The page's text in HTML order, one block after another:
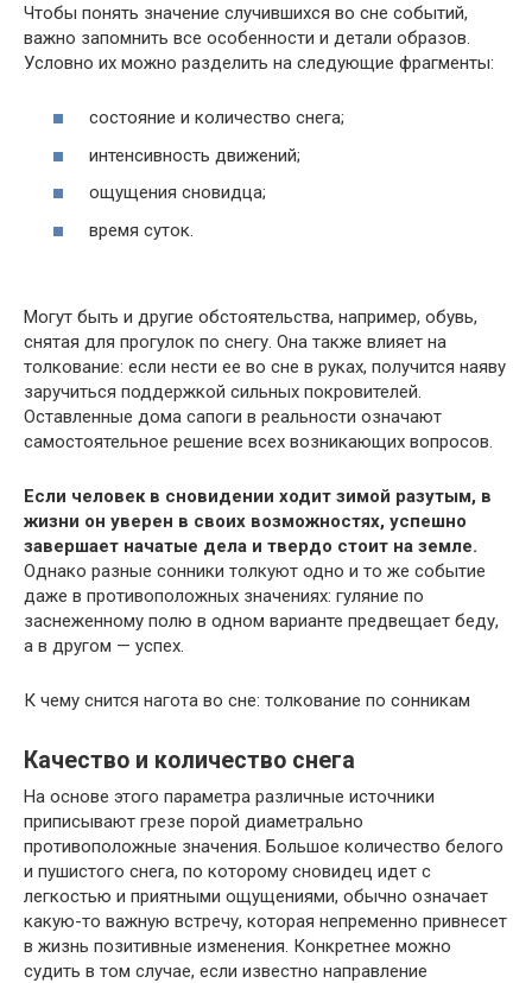
Чтобы понять значение случившихся во сне событий,
важно запомнить все особенности и детали образов.
Условно их можно разделить на следующие фрагменты:
состояние и количество снега;
интенсивность движений;
ощущения сновидца;
время суток.
Могут быть и другие обстоятельства, например, обувь,
снятая для прогулок по снегу. Она также влияет на
толкование: если нести ее во сне в руках, получится наяву
заручиться поддержкой сильных покровителей.
Оставленные дома сапоги в реальности означают
самостоятельное решение всех возникающих вопросов.
Если человек в сновидении ходит зимой разутым, в
жизни он уверен в своих возможностях, успешно
завершает начатые дела и твердо стоит на земле.
Однако разные сонники толкуют одно и то же событие
даже в противоположных значениях: гуляние по
заснеженному полю в одном варианте предвещает беду,
а в другом — успех.
К чему снится нагота во сне: толкование по сонникам
Качество и количество снега
На основе этого параметра различные источники
приписывают грезе порой диаметрально
противоположные значения. Большое количество белого
и пушистого снега, по которому сновидец идет с
легкостью и приятными ощущениями, обычно означает
какую-то важную встречу, которая непременно привнесет
в жизнь позитивные изменения. Конкретнее можно
судить в том случае, если известно направление